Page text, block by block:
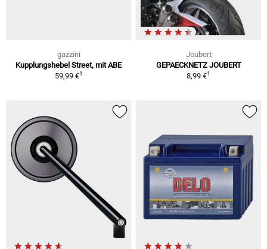
gazzini
Kupplungshebel Street, mit ABE
59,99 €1
Joubert
GEPAECKNETZ JOUBERT
8,99 €1